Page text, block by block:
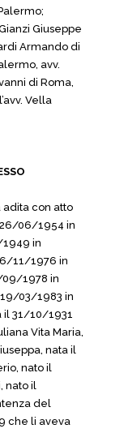
Giuseppe
Armando di
avv.
di Roma,
Vella
adita con atto
26/06/1954 in
in
11/1976 in
09/1978 in
19/03/1983 in
il 31/10/1931
Vita Maria,
nata il
nato il
nato il
del
che li aveva